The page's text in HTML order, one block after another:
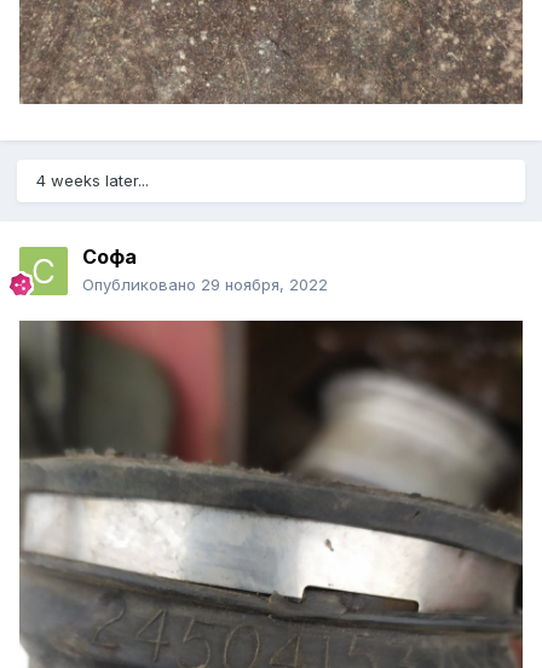
4 weeks later...
Софа
Опубликовано 29 ноября, 2022